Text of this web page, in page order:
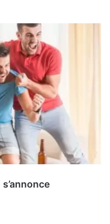
s’annonce